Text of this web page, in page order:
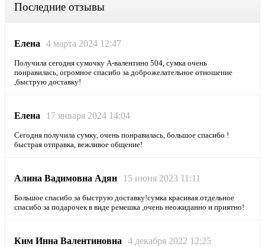
Последние отзывы
Елена 4 марта 2024 12:47
Получила сегодня сумочку А-валентино 504, сумка очень
понравилась, огромное спасибо за доброжелательное отношение
,быструю доставку!
Елена 17 января 2024 14:04
Сегодня получила сумку, очень понравилась, большое спасибо !
быстрая отправка, вежливое общение!
Алина Вадимовна Адян 15 июня 2023 11:11
Большое спасибо за быструю доставку!сумка красивая.отдельное
спасибо за подарочек в виде ремешка ,очень неожиданно и приятно!
Ким Инна Валентиновна 4 декабря 2022 12:25